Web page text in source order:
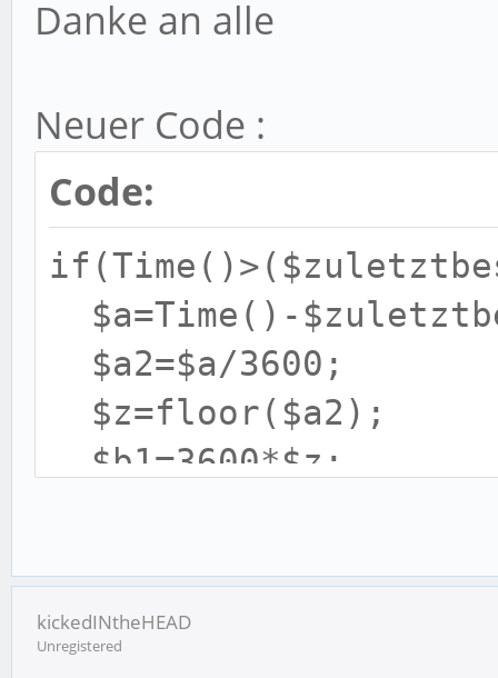
Danke an alle
Neuer Code :
Code:
$a=Time()-
$a2=$a/3600;
$z=floor($a2);
$b1=3600*$z;
kickedINtheHEAD
Unregistered